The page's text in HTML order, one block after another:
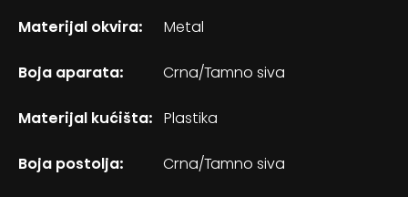
Materijal okvira: Metal
Boja aparata: Crna/Tamno siva
Materijal kućišta: Plastika
Boja postolja: Crna/Tamno siva